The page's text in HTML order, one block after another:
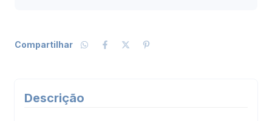
Compartilhar
Descrição